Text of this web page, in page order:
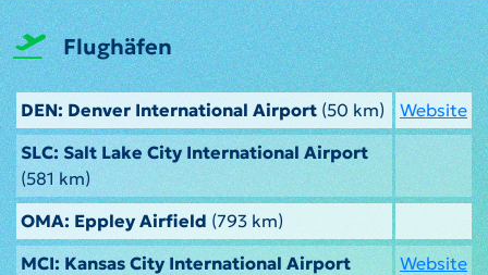
Flughäfen
DEN: Denver International Airport (50 km)
Website
SLC: Salt Lake City International Airport
(581 km)
OMA: Eppley Airfield (793 km)
MCI: Kansas City International Airport
Website